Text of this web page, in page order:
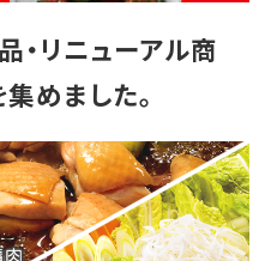
リニューアル商
めました。